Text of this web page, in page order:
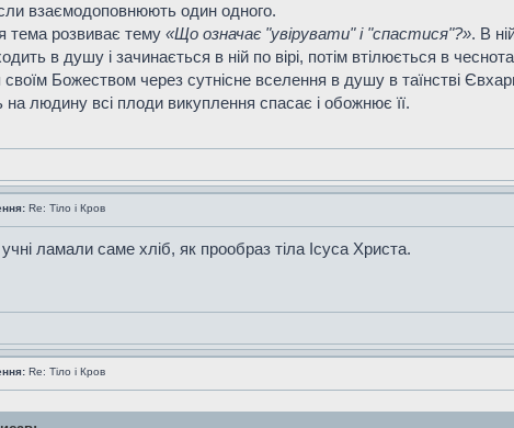
взаємодоповнюють один одного.
тема розвиває тему «Що означає "увірувати" і "спастися"?». В
в душу і зачинається в ній по вірі, потім втілюється в
своїм Божеством через сутнісне вселення в душу в таїнстві
на людину всі плоди викуплення спасає і обожнює її.
Re: Тіло і Кров
учні ламали саме хліб, як прообраз тіла Ісуса Христа.
Re: Тіло і Кров